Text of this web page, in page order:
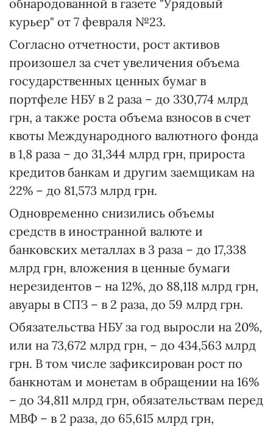
обнародованной в газете "Урядовый
курьер" от 7 февраля №23.
Согласно отчетности, рост активов
произошел за счет увеличения объема
государственных ценных бумаг в
портфеле НБУ в 2 раза – до 330,774 млрд
грн, а также роста объема взносов в счет
квоты Международного валютного фонда
в 1,8 раза – до 31,344 млрд грн, прироста
кредитов банкам и другим заемщикам на
22% – до 81,573 млрд грн.
Одновременно снизились объемы
средств в иностранной валюте и
банковских металлах в 3 раза – до 17,338
млрд грн, вложения в ценные бумаги
нерезидентов – на 12%, до 88,118 млрд грн,
авуары в СПЗ – в 2 раза, до 59 млрд грн.
Обязательства НБУ за год выросли на 20%,
или на 73,672 млрд грн, – до 434,563 млрд
грн. В том числе зафиксирован рост по
банкнотам и монетам в обращении на 16%
– до 34,811 млрд грн, обязательствам перед
МВФ – в 2 раза, до 65,615 млрд грн,